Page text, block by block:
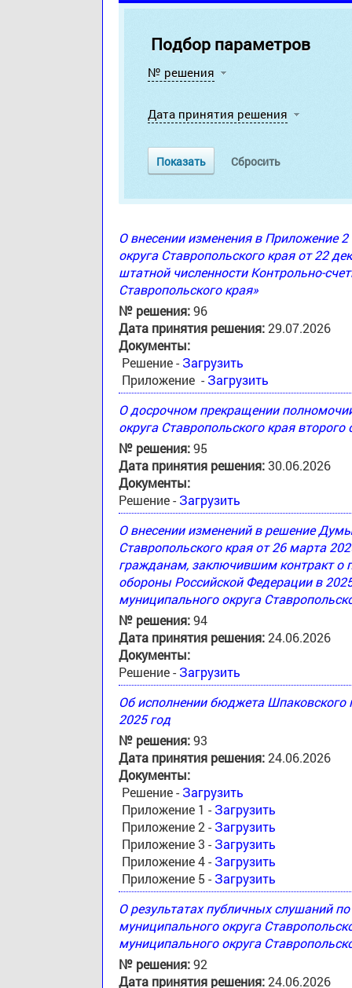
Подбор параметров
№ решения
Дата принятия решения
О внесении изменения в Приложение
округа Ставропольского края от 22
штатной численности Контрольно-
Ставропольского края»
№ решения:96
Дата принятия решения:29.07.2026
Документы:
Решение - Загрузить
Приложение - Загрузить
О досрочном прекращении
округа Ставропольского края
№ решения:95
Дата принятия решения:30.06.2026
Документы:
Решение - Загрузить
О внесении изменений в решение
Ставропольского края от 26 марта
гражданам, заключившим контракт о
обороны Российской Федерации в
муниципального округа
№ решения:94
Дата принятия решения:24.06.2026
Документы:
Решение - Загрузить
Об исполнении бюджета Шпаковского
2025 год
№ решения:93
Дата принятия решения:24.06.2026
Документы:
Решение - Загрузить
Приложение 1 - Загрузить
Приложение 2 - Загрузить
Приложение 3 - Загрузить
Приложение 4 - Загрузить
Приложение 5 - Загрузить
О результатах публичных слушаний
муниципального округа
муниципального округа
№ решения:92
Дата принятия решения:24.06.2026